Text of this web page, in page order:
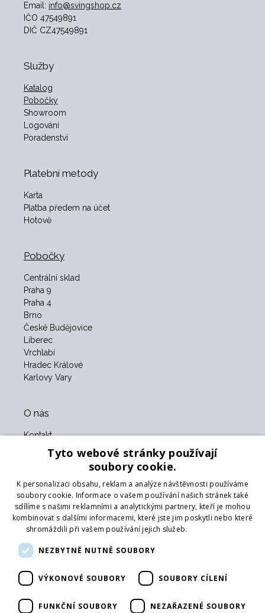
Email: info@svingshop.cz
IČO 47549891
DIČ CZ47549891
Služby
Katalog
Pobočky
Showroom
Logování
Poradenství
Platební metody
Karta
Platba předem na účet
Hotově
Pobočky
Centrální sklad
Praha 9
Praha 4
Brno
České Budějovice
Liberec
Vrchlabí
Hradec Králové
Karlovy Vary
O nás
Kontakt
Obchodní podmínky
Naši partneři
Formulář pro vrácení zboží
Vrácení zboží
Doprava
Sledujte nás
Přihlásit mailing
Tyto webové stránky používají
soubory cookie.
K personalizaci obsahu, reklam a analýze návštěvnosti používáme
soubory cookie. Informace o vašem používání našich stránek také
sdílíme s našimi reklamními a analytickými partnery, kteří je mohou
kombinovat s dalšími informacemi, které jste jim poskytli nebo které
shromáždili při vašem používání jejich služeb.
NEZBYTNĚ NUTNÉ SOUBORY
VÝKONOVÉ SOUBORY SOUBORY CÍLENÍ
FUNKČNÍ SOUBORY NEZAŘAZENÉ SOUBORY